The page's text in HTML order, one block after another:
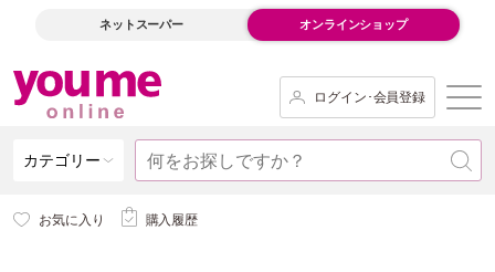
ネットスーパー オンラインショップ
ログイン･会員登録
カテゴリー
お気に入り 購入履歴